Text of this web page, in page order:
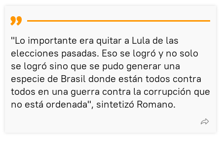
"Lo importante era quitar a Lula de las
elecciones pasadas. Eso se logró y no solo
se logró sino que se pudo generar una
especie de Brasil donde están todos contra
todos en una guerra contra la corrupción que
no está ordenada", sintetizó Romano.